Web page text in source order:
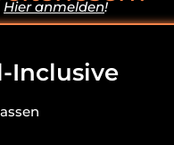
01:02:28
Hier anmelden!
Inclusive